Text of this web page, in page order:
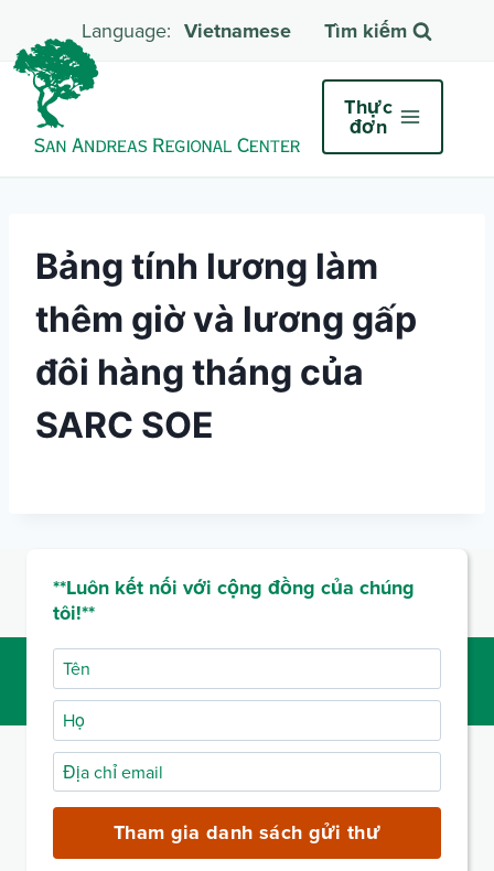
Vietnamese Tìm kiếm
Thực
đơn
Bảng tính lương làm
thêm giờ và lương gấp
đôi hàng tháng của
SARC SOE
**Luôn kết nối với cộng đồng của chúng
tôi!**
Tên
Họ
Địa
chỉ
(bắt
Tham gia danh sách gửi thư